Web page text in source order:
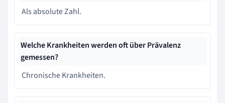
Als absolute Zahl.
Welche Krankheiten werden oft über Prävalenz
gemessen?
Chronische Krankheiten.